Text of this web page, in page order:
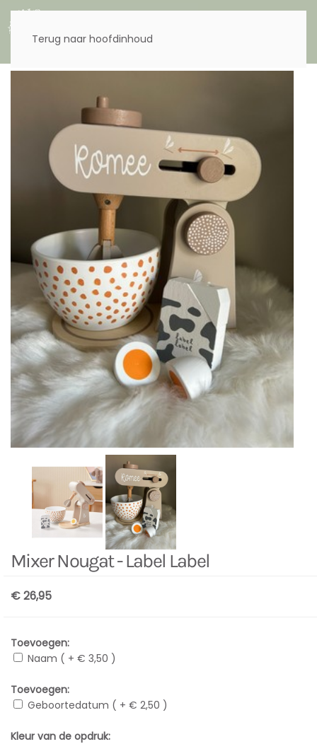
Terug naar hoofdinhoud
Mixer Nougat - Label Label
€ 26,95
Toevoegen:
Naam ( + € 3,50 )
Toevoegen:
Geboortedatum ( + € 2,50 )
Kleur van de opdruk: